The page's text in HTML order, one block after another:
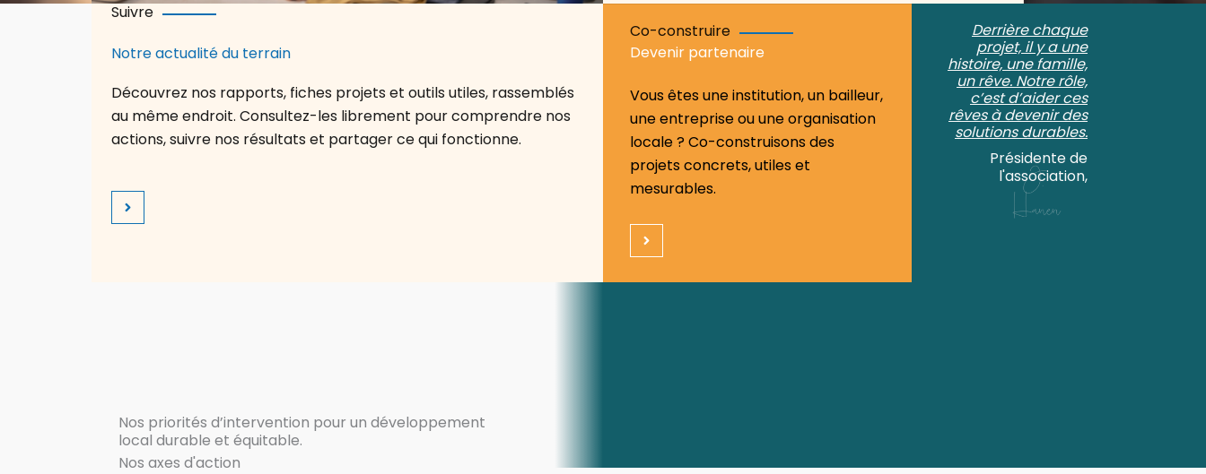
Suivre
Notre actualité du terrain
Découvrez nos rapports, fiches projets et outils utiles, rassemblés
au même endroit. Consultez-les librement pour comprendre nos
actions, suivre nos résultats et partager ce qui fonctionne.
Co-construire
Devenir partenaire
Vous êtes une institution, un bailleur,
une entreprise ou une organisation
locale ? Co-construisons des
projets concrets, utiles et
mesurables.
Derrière chaque
projet, il y a une
histoire, une famille,
un rêve. Notre rôle,
c’est d’aider ces
rêves à devenir des
solutions durables.
Présidente de
l'association,
Nos priorités d’intervention pour un développement
local durable et équitable.
Nos axes d'action